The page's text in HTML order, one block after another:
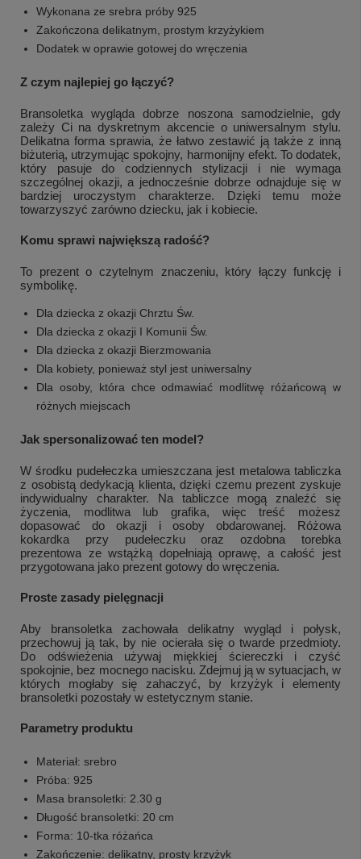
Wykonana ze srebra próby 925
Zakończona delikatnym, prostym krzyżykiem
Dodatek w oprawie gotowej do wręczenia
Z czym najlepiej go łączyć?
Bransoletka wygląda dobrze noszona samodzielnie, gdy
zależy Ci na dyskretnym akcencie o uniwersalnym stylu.
Delikatna forma sprawia, że łatwo zestawić ją także z inną
biżuterią, utrzymując spokojny, harmonijny efekt. To dodatek,
który pasuje do codziennych stylizacji i nie wymaga
szczególnej okazji, a jednocześnie dobrze odnajduje się w
bardziej uroczystym charakterze. Dzięki temu może
towarzyszyć zarówno dziecku, jak i kobiecie.
Komu sprawi największą radość?
To prezent o czytelnym znaczeniu, który łączy funkcję i
symbolikę.
Dla dziecka z okazji Chrztu Św.
Dla dziecka z okazji I Komunii Św.
Dla dziecka z okazji Bierzmowania
Dla kobiety, ponieważ styl jest uniwersalny
Dla osoby, która chce odmawiać modlitwę różańcową w
różnych miejscach
Jak spersonalizować ten model?
W środku pudełeczka umieszczana jest metalowa tabliczka
z osobistą dedykacją klienta, dzięki czemu prezent zyskuje
indywidualny charakter. Na tabliczce mogą znaleźć się
życzenia, modlitwa lub grafika, więc treść możesz
dopasować do okazji i osoby obdarowanej. Różowa
kokardka przy pudełeczku oraz ozdobna torebka
prezentowa ze wstążką dopełniają oprawę, a całość jest
przygotowana jako prezent gotowy do wręczenia.
Proste zasady pielęgnacji
Aby bransoletka zachowała delikatny wygląd i połysk,
przechowuj ją tak, by nie ocierała się o twarde przedmioty.
Do odświeżenia używaj miękkiej ściereczki i czyść
spokojnie, bez mocnego nacisku. Zdejmuj ją w sytuacjach, w
których mogłaby się zahaczyć, by krzyżyk i elementy
bransoletki pozostały w estetycznym stanie.
Parametry produktu
Materiał: srebro
Próba: 925
Masa bransoletki: 2.30 g
Długość bransoletki: 20 cm
Forma: 10-tka różańca
Zakończenie: delikatny, prosty krzyżyk